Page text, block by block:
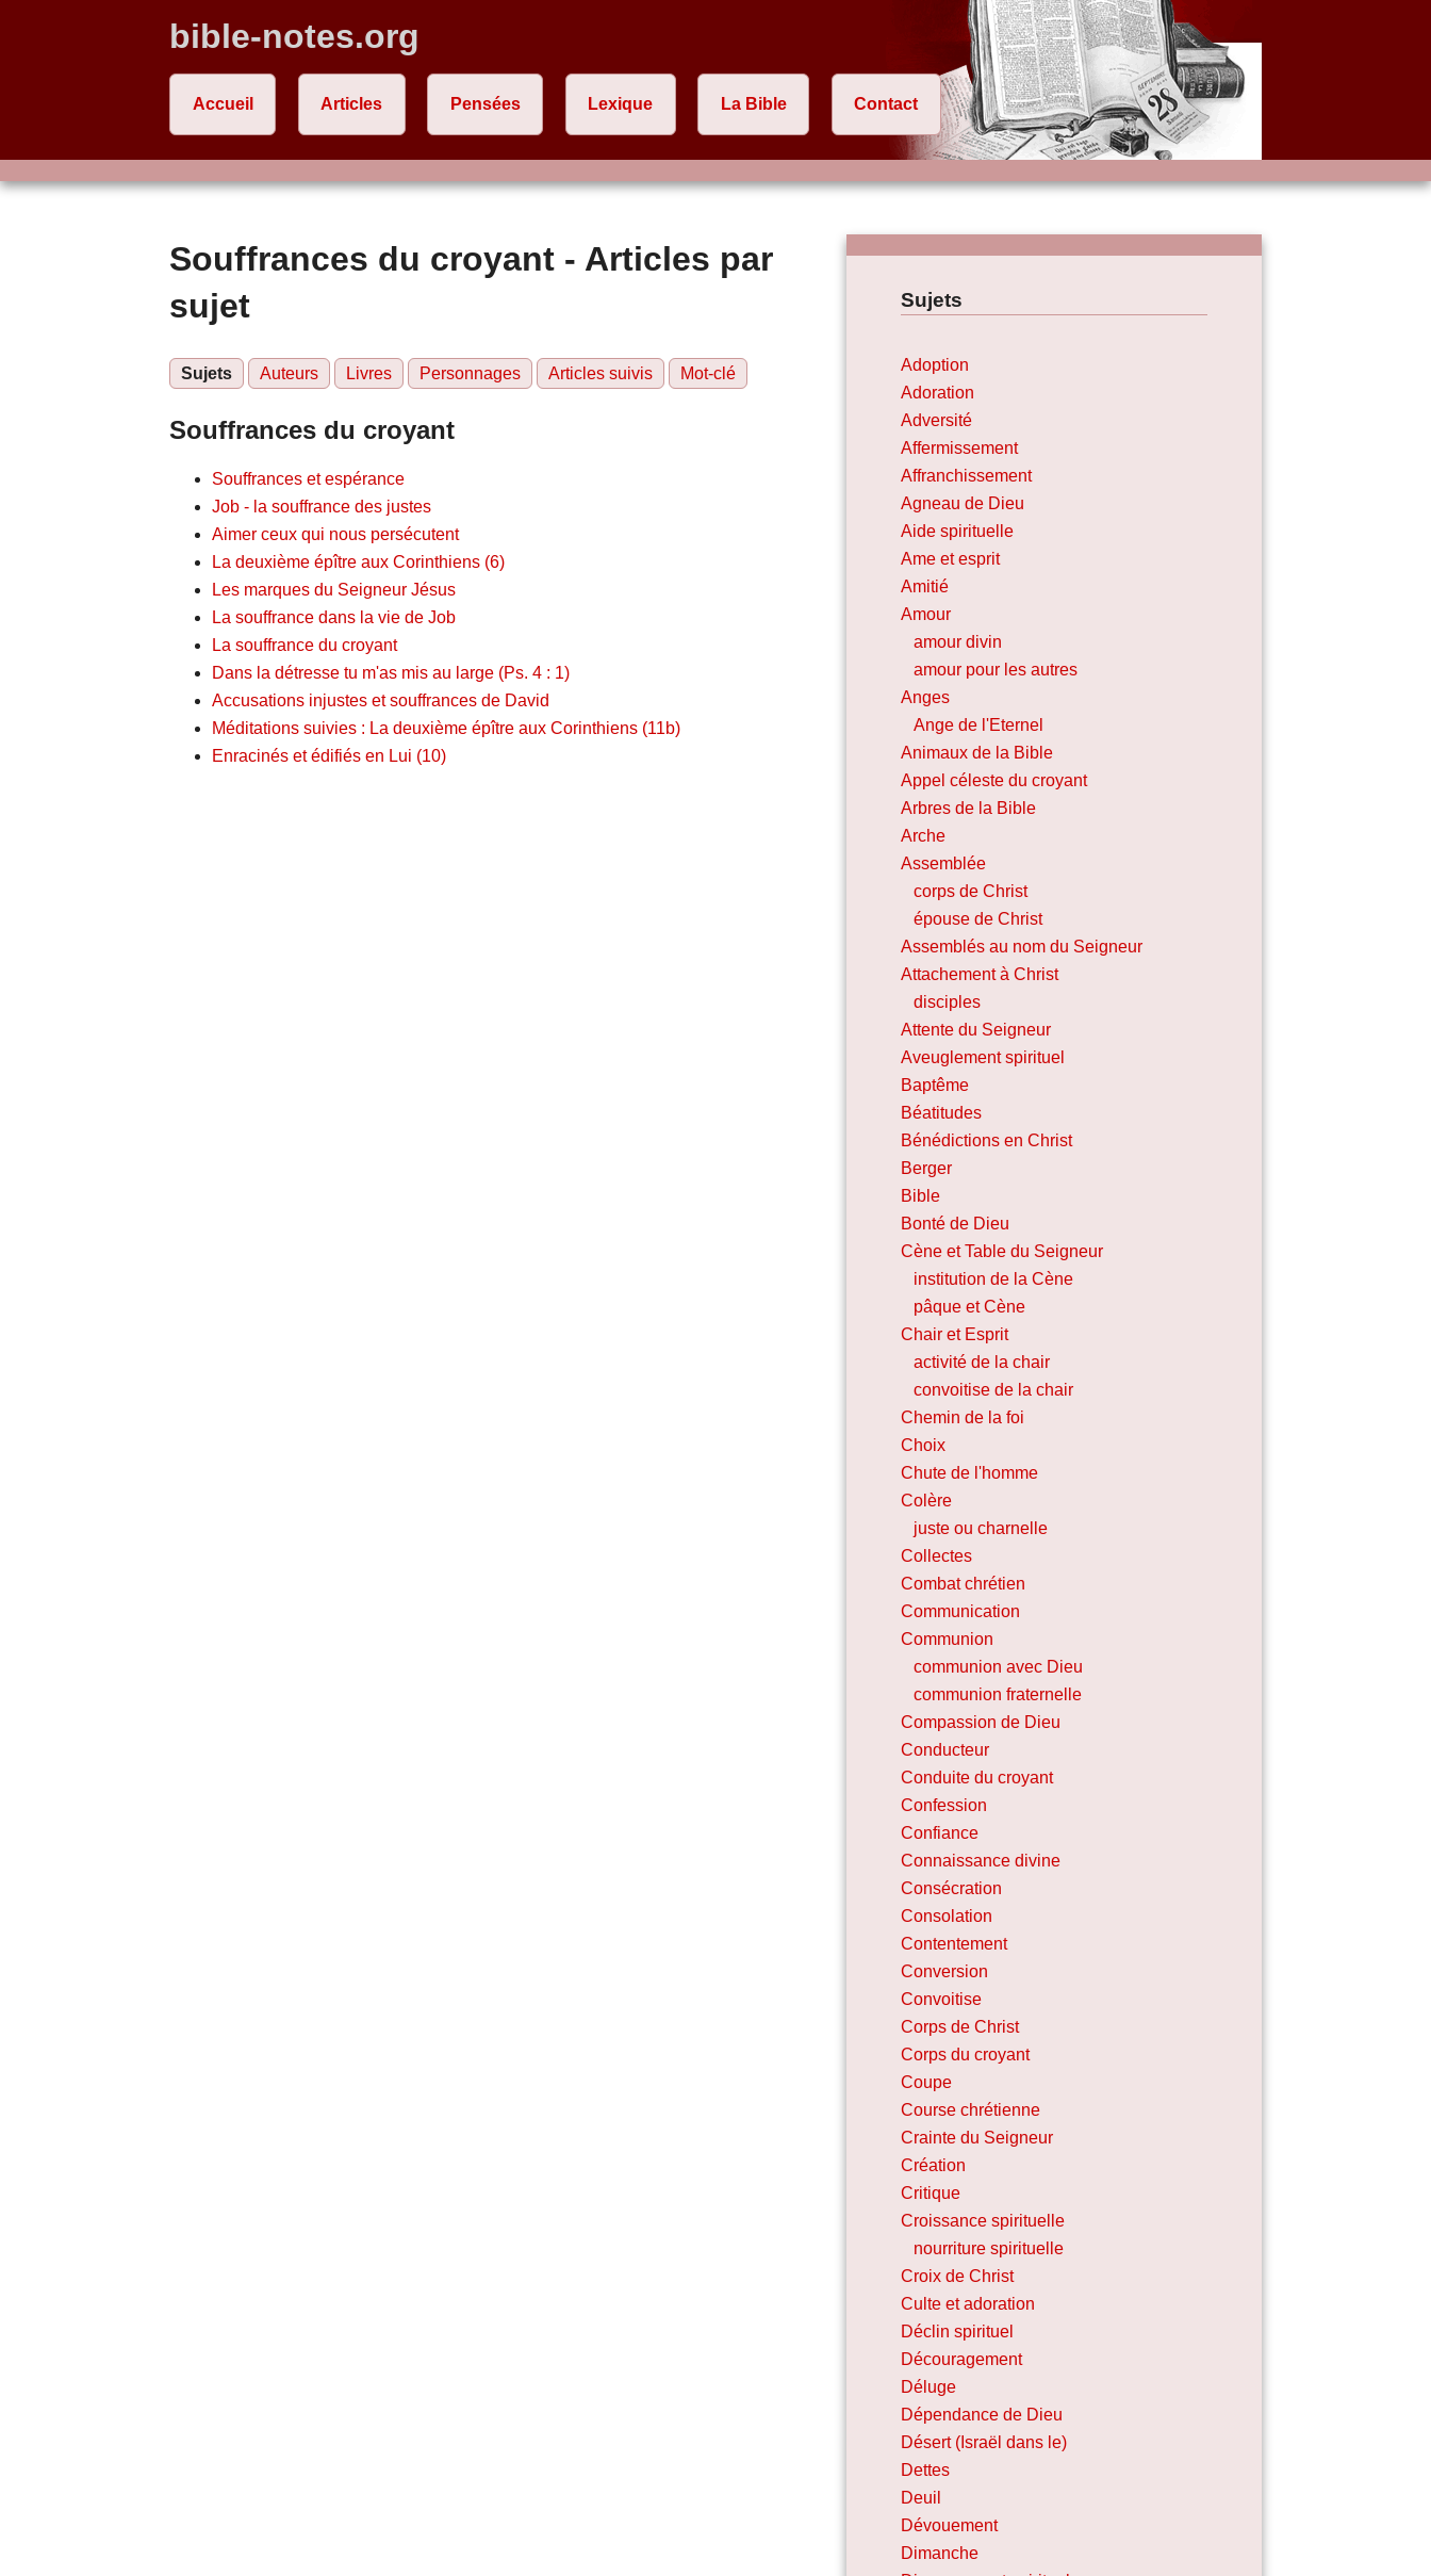
bible-notes.org
Accueil Articles Pensées Lexique La Bible Contact
Souffrances du croyant - Articles par
sujet
Sujets Auteurs Livres Personnages Articles suivis Mot-clé
Souffrances du croyant
Souffrances et espérance
Job - la souffrance des justes
Aimer ceux qui nous persécutent
La deuxième épître aux Corinthiens (6)
Les marques du Seigneur Jésus
La souffrance dans la vie de Job
La souffrance du croyant
Dans la détresse tu m'as mis au large (Ps. 4 : 1)
Accusations injustes et souffrances de David
Méditations suivies : La deuxième épître aux Corinthiens (11b)
Enracinés et édifiés en Lui (10)
Sujets
Adoption
Adoration
Adversité
Affermissement
Affranchissement
Agneau de Dieu
Aide spirituelle
Ame et esprit
Amitié
Amour
amour divin
amour pour les autres
Anges
Ange de l'Eternel
Animaux de la Bible
Appel céleste du croyant
Arbres de la Bible
Arche
Assemblée
corps de Christ
épouse de Christ
Assemblés au nom du Seigneur
Attachement à Christ
disciples
Attente du Seigneur
Aveuglement spirituel
Baptême
Béatitudes
Bénédictions en Christ
Berger
Bible
Bonté de Dieu
Cène et Table du Seigneur
institution de la Cène
pâque et Cène
Chair et Esprit
activité de la chair
convoitise de la chair
Chemin de la foi
Choix
Chute de l'homme
Colère
juste ou charnelle
Collectes
Combat chrétien
Communication
Communion
communion avec Dieu
communion fraternelle
Compassion de Dieu
Conducteur
Conduite du croyant
Confession
Confiance
Connaissance divine
Consécration
Consolation
Contentement
Conversion
Convoitise
Corps de Christ
Corps du croyant
Coupe
Course chrétienne
Crainte du Seigneur
Création
Critique
Croissance spirituelle
nourriture spirituelle
Croix de Christ
Culte et adoration
Déclin spirituel
Découragement
Déluge
Dépendance de Dieu
Désert (Israël dans le)
Dettes
Deuil
Dévouement
Dimanche